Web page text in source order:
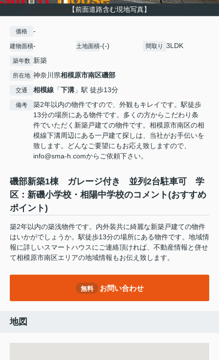
【前面道路含む現地写真】
価格 -
建物面積- 土地面積-(-) 間取り 3LDK
築年数 新築
所在地 神奈川県相模原市南区磯部
交通 相模線 「下溝 」駅 徒歩13分
備考
築2年以内の物件ですので、外観もキレイです。駅徒歩
13分の場所にある物件です。多くの方からこだわり条
件でいただく新築戸建ての物件です。相模原市南区の相
模線下溝周辺にある一戸建て探しは、当社がお手伝いを
致します。どんなご要望にもお応え致しますので、
info@sma-h.comからご依頼下さい。
磯部新築1棟 ガレージ付き 並列2台駐車可 学
区：新磯小学校・相陽中学校のコメント(おすすめ
ポイント)
築2年以内の築浅物件です。内外装共に綺麗な新築戸建ての物件
はいかがでしょうか。駅徒歩13分の場所にある物件です。地域情
報に詳しいスマートハウスにご連絡頂ければ、不動産情報と併せ
て相模原市南区エリアの地域情報もお伝え致します。
無料 お問い合わせ
地図